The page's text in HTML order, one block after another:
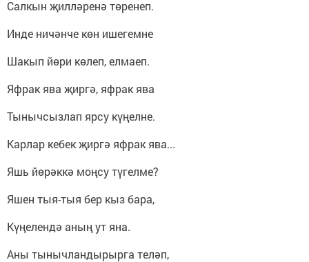
Салкын җилләренә төренеп.
Инде ничәнче көн ишегемне
Шакып йөри көлеп, елмаеп.
Яфрак ява җиргә, яфрак ява
Тынычсызлап ярсу күңелне.
Карлар кебек җиргә яфрак ява...
Яшь йөрәккә моңсу түгелме?
Яшен тыя-тыя бер кыз бара,
Күңелендә аның ут яна.
Аны тынычландырырга теләп,